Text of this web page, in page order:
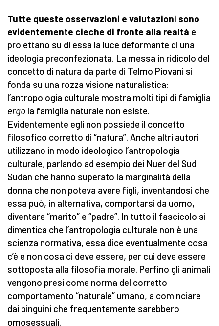
Tutte queste osservazioni e valutazioni sono
evidentemente cieche di fronte alla realtà e
proiettano su di essa la luce deformante di una
ideologia preconfezionata. La messa in ridicolo del
concetto di natura da parte di Telmo Piovani si
fonda su una rozza visione naturalistica:
l’antropologia culturale mostra molti tipi di famiglia
ergo la famiglia naturale non esiste.
Evidentemente egli non possiede il concetto
filosofico corretto di “natura”. Anche altri autori
utilizzano in modo ideologico l’antropologia
culturale, parlando ad esempio dei Nuer del Sud
Sudan che hanno superato la marginalità della
donna che non poteva avere figli, inventandosi che
essa può, in alternativa, comportarsi da uomo,
diventare “marito” e “padre”. In tutto il fascicolo si
dimentica che l’antropologia culturale non è una
scienza normativa, essa dice eventualmente cosa
c’è e non cosa ci deve essere, per cui deve essere
sottoposta alla filosofia morale. Perfino gli animali
vengono presi come norma del corretto
comportamento “naturale” umano, a cominciare
dai pinguini che frequentemente sarebbero
omosessuali.